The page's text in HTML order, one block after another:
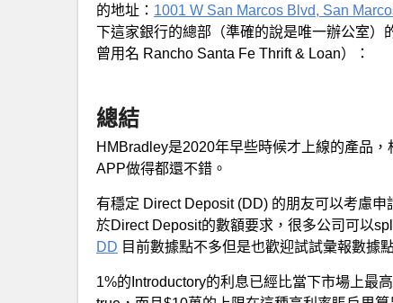
的地址： 1001 W San Marcos Blvd, San
下這家銀行的總部（準確的說是唯一辦公室）
曾用名 Rancho Santa Fe Thrift & Loan）：
總結
HMBradley是2020年早些時候才上線的產品
APP做得都還不錯。
有穩定 Direct Deposit (DD) 的朋友可以考慮
於Direct Deposit的數額要求，很多公司可以
DD 目前數據點不多但是也歡迎試試彙報數據
1%的Introductory的利息已經比當下市場上最